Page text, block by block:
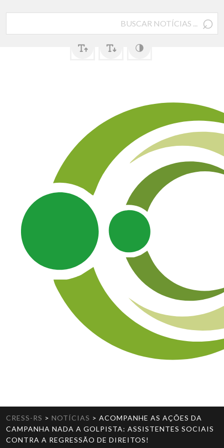
⌕
CRESS-RS > NOTÍCIAS > ACOMPANHE AS AÇÕES DA
CAMPANHA NADA A GOLPISTA: ASSISTENTES SOCIAIS
CONTRA A REGRESSÃO DE DIREITOS!